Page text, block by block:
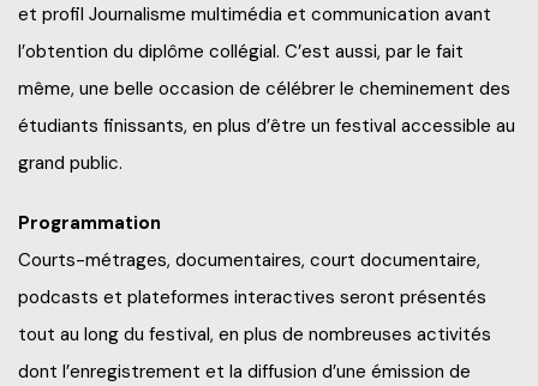
Futurs étudiants de l’international
À savoir en tant que parents
Services aux étudiants
Espace CISEP-CO
Portes ouvertes virtuelles
Alliés pour la formation
Recrutez nos étudiants et finissants
Blogue d'expert
Administration
Engagement social
Info-Chantiers
La Fondation
Sports, loisirs et camp de jour
Recherche*
et profil Journalisme multimédia et communication avant
l’obtention du diplôme collégial. C’est aussi, par le fait
même, une belle occasion de célébrer le cheminement des
étudiants finissants, en plus d’être un festival accessible au
grand public.
Programmation
Courts-métrages, documentaires, court documentaire,
podcasts et plateformes interactives seront présentés
tout au long du festival, en plus de nombreuses activités
dont l’enregistrement et la diffusion d’une émission de